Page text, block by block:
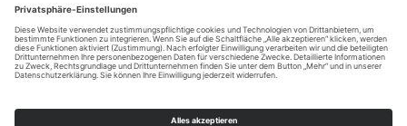
Internistischer Notfall
Krampfanfall